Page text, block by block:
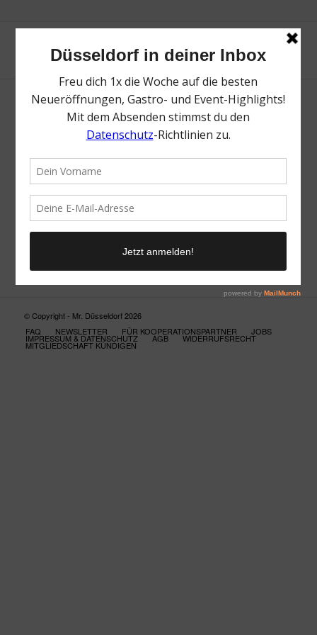
Neue Suche
Suchergebnis nicht zufriedenstellend? Versuche es mal mit
einem Wortteil oder einer anderen Schreibweise.
© Copyright - Mr. Düsseldorf 2026
FAQ
NEWSLETTER FÜR KOOPERATIONSPARTNER JOBS
IMPRESSUM & DATENSCHUTZ AGB WIDERRUFSRECHT
MITGLIEDSCHAFT KÜNDIGEN